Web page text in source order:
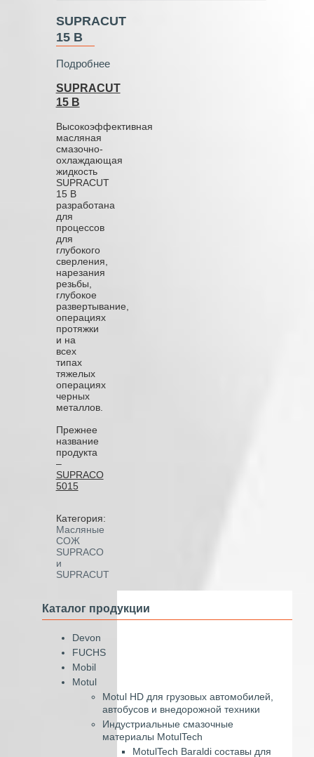
SUPRACUT
15 B
Подробнее
SUPRACUT
15 B
Высокоэффективная
масляная
смазочно-
охлаждающая
жидкость
SUPRACUT
15 B
разработана
для
процессов
для
глубокого
сверления,
нарезания
резьбы,
глубокое
развертывание,
операциях
протяжки
и на
всех
типах
тяжелых
операциях
черных
металлов.
Прежнее
название
продукта
–
SUPRACO
5015
Категория:
Масляные
СОЖ
SUPRACO
и
SUPRACUT
Каталог продукции
Devon
FUCHS
Mobil
Motul
Motul HD для грузовых автомобилей,
автобусов и внедорожной техники
Индустриальные смазочные
материалы MotulTech
MotulTech Baraldi составы для